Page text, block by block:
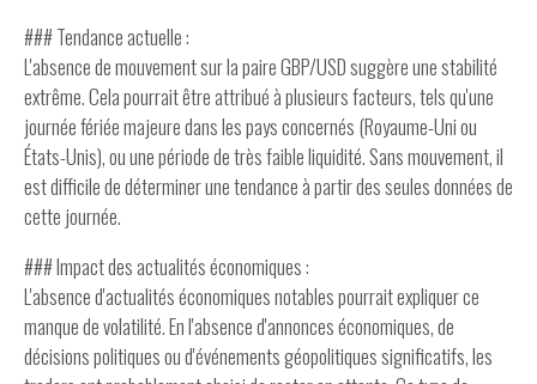
### Tendance actuelle :
L'absence de mouvement sur la paire GBP/USD suggère une stabilité
extrême. Cela pourrait être attribué à plusieurs facteurs, tels qu'une
journée fériée majeure dans les pays concernés (Royaume-Uni ou
États-Unis), ou une période de très faible liquidité. Sans mouvement, il
est difficile de déterminer une tendance à partir des seules données de
cette journée.
### Impact des actualités économiques :
L'absence d'actualités économiques notables pourrait expliquer ce
manque de volatilité. En l'absence d'annonces économiques, de
décisions politiques ou d'événements géopolitiques significatifs, les